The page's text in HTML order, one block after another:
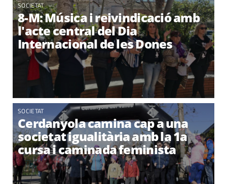
SOCIETAT
8-M: Música i reivindicació amb
l'acte central del Dia
Internacional de les Dones
SOCIETAT
Cerdanyola camina cap a una
societat igualitària amb la 1a
cursa i caminada feminista